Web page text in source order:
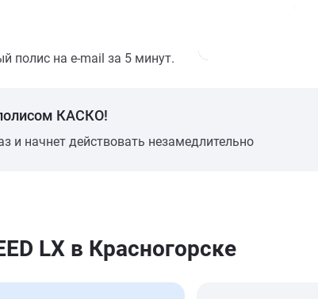
полис на e-mail за 5 минут.
КАСКО!
и начнет действовать незамедлительно
LX в Красногорске